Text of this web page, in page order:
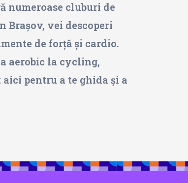
numeroase cluburi de
Brașov, vei descoperi
de forță și cardio.
aerobic la cycling,
pentru a te ghida și a